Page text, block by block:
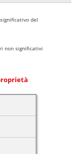
del
non significativi